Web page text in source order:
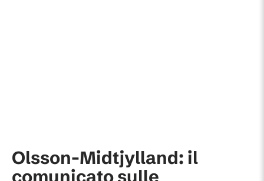
Olsson-Midtjylland: il
comunicato sulle